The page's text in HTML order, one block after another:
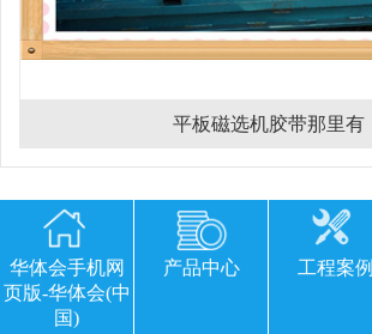
平板磁选机胶带那里有
欢迎您留下宝贵的意见或建议
华体会手机网
页版-华体会(中
国)
产品中心 工程案例